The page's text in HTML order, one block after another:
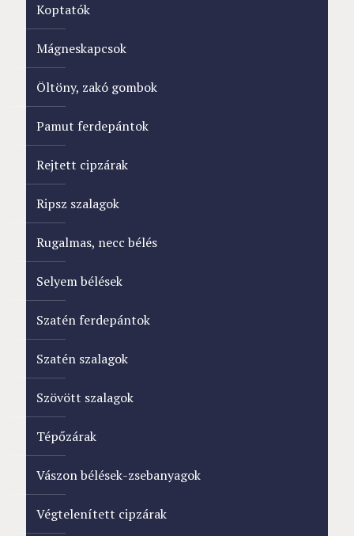
Koptatók
Mágneskapcsok
Öltöny, zakó gombok
Pamut ferdepántok
Rejtett cipzárak
Ripsz szalagok
Rugalmas, necc bélés
Selyem bélések
Szatén ferdepántok
Szatén szalagok
Szövött szalagok
Tépőzárak
Vászon bélések-zsebanyagok
Végtelenített cipzárak